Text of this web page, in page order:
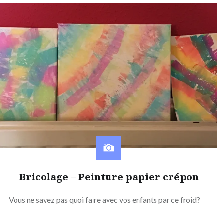
Bricolage – Peinture papier crépon
Vous ne savez pas quoi faire avec vos enfants par ce froid?